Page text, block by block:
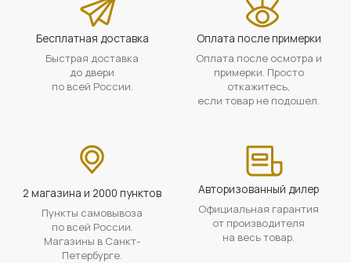
Бесплатная доставка
Быстрая доставка
до двери
по всей России.
Оплата после примерки
Оплата после осмотра и
примерки. Просто
откажитесь,
если товар не подошел.
2 магазина и 2000 пунктов
Пункты самовывоза
по всей России.
Магазины в Санкт-
Петербурге.
Авторизованный дилер
Официальная гарантия
от производителя
на весь товар.